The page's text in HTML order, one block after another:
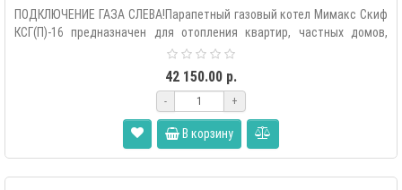
ПОДКЛЮЧЕНИЕ ГАЗА СЛЕВА!Парапетный газовый котел Мимакс Скиф
КСГ(П)-16 предназначен для отопления квартир, частных домов,
42 150.00 р.
- +
В корзину